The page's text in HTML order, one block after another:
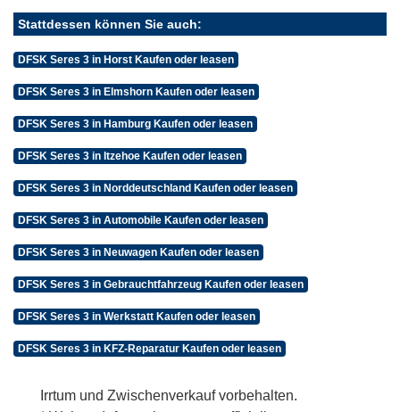
Stattdessen können Sie auch:
DFSK Seres 3 in Horst Kaufen oder leasen
DFSK Seres 3 in Elmshorn Kaufen oder leasen
DFSK Seres 3 in Hamburg Kaufen oder leasen
DFSK Seres 3 in Itzehoe Kaufen oder leasen
DFSK Seres 3 in Norddeutschland Kaufen oder leasen
DFSK Seres 3 in Automobile Kaufen oder leasen
DFSK Seres 3 in Neuwagen Kaufen oder leasen
DFSK Seres 3 in Gebrauchtfahrzeug Kaufen oder leasen
DFSK Seres 3 in Werkstatt Kaufen oder leasen
DFSK Seres 3 in KFZ-Reparatur Kaufen oder leasen
Irrtum und Zwischenverkauf vorbehalten.